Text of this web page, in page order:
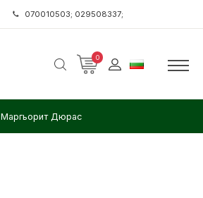
070010503; 029508337;
0
Маргьорит Дюрас